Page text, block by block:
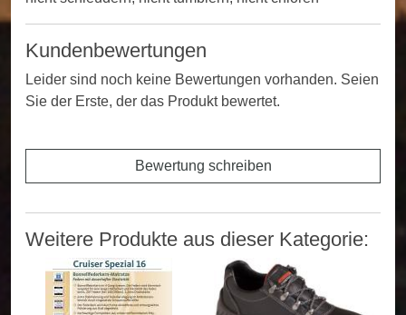
Kundenbewertungen
Leider sind noch keine Bewertungen vorhanden. Seien
Sie der Erste, der das Produkt bewertet.
Bewertung schreiben
Weitere Produkte aus dieser Kategorie: